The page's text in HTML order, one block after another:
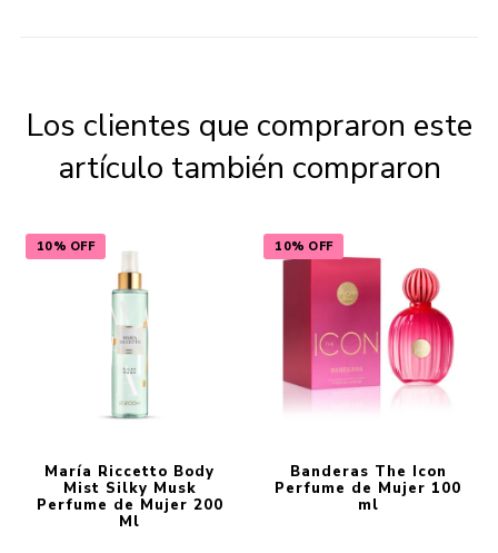
Los clientes que compraron este
artículo también compraron
10% OFF
María Riccetto Body
Mist Silky Musk
Perfume de Mujer 200
Ml
10% OFF
Banderas The Icon
Perfume de Mujer 100
ml